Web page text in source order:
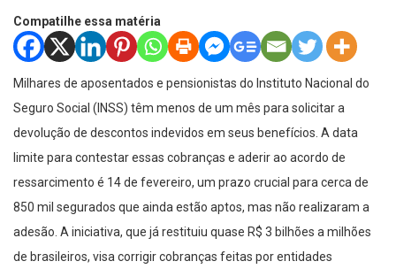
Compatilhe essa matéria
Milhares de aposentados e pensionistas do Instituto Nacional do
Seguro Social (INSS) têm menos de um mês para solicitar a
devolução de descontos indevidos em seus benefícios. A data
limite para contestar essas cobranças e aderir ao acordo de
ressarcimento é 14 de fevereiro, um prazo crucial para cerca de
850 mil segurados que ainda estão aptos, mas não realizaram a
adesão. A iniciativa, que já restituiu quase R$ 3 bilhões a milhões
de brasileiros, visa corrigir cobranças feitas por entidades